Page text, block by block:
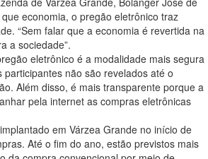
economia, o pregão eletrônico traz
“Sem falar que a economia é revertida na
a sociedade”.
eletrônico é a modalidade mais segura
não são revelados até o
Além disso, é mais transparente porque a
pela internet as compras eletrônicas
em Várzea Grande no início de
Até o fim do ano, estão previstos mais